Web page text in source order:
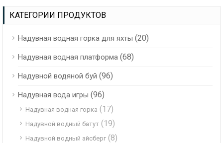
КАТЕГОРИИ ПРОДУКТОВ
Надувная водная горка для яхты (20)
Надувная водная платформа (68)
Надувной водяной буй (96)
Надувная вода игры (96)
Надувная водная горка (17)
Надувной водный батут (19)
Надувной водный айсберг (8)